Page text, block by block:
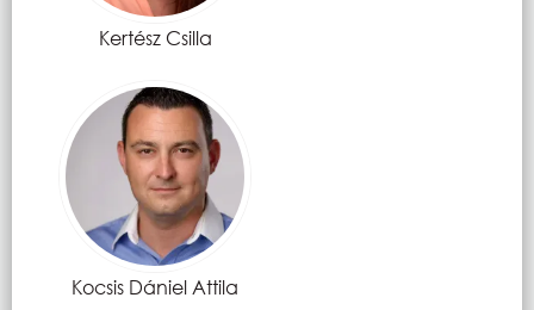
Kertész Csilla
Kocsis Dániel Attila